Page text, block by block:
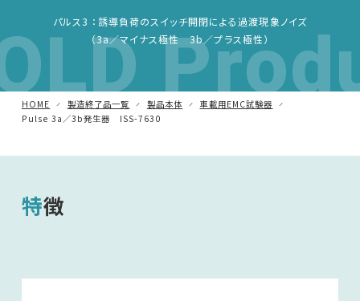
パルス3 ：誘導負荷のスイッチ開閉による過渡現象ノイズ
（3a／マイナス極性 3b／プラス極性）
HOME 製造終了品一覧 製品本体
車載用EMC試験器
Pulse 3a／3b発生器 ISS-7630
特徴
車載用EMC試験器
その他